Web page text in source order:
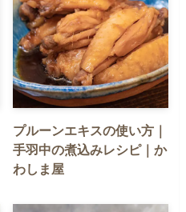
プルーンエキスの使い方｜
手羽中の煮込みレシピ｜か
わしま屋